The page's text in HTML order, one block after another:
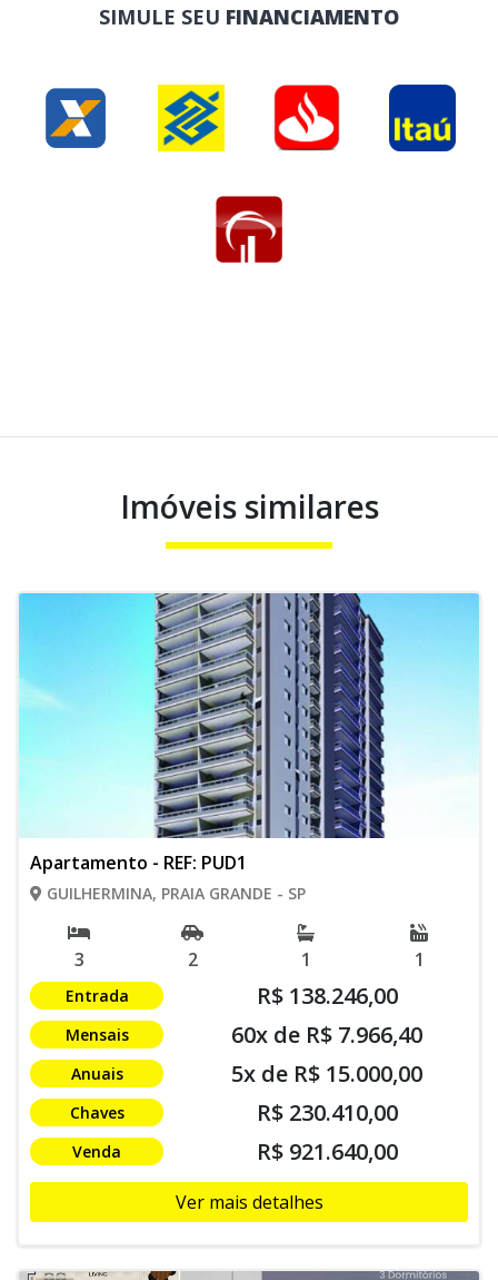
SIMULE SEU FINANCIAMENTO
Imóveis similares
Apartamento - REF: PUD1
GUILHERMINA, PRAIA GRANDE - SP
3 2 1 1
Entrada R$ 138.246,00
Mensais 60x de R$ 7.966,40
Anuais 5x de R$ 15.000,00
Chaves R$ 230.410,00
Venda R$ 921.640,00
Ver mais detalhes